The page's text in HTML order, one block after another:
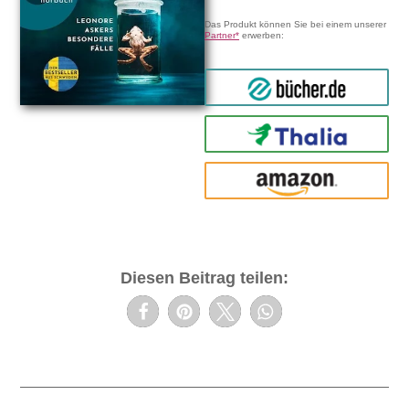
Das Produkt können Sie bei einem unserer
Partner* erwerben:
bücher.de
Thalia
amazon
Diesen Beitrag teilen: